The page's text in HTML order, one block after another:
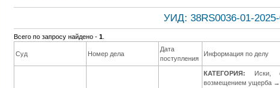
УИД: 38RS0036-01-
Всего по запросу найдено -1
Суд Номер дела
Дата
поступления
Информация по делу
КАТЕГОРИЯ: Иски,
возмещением ущерба →